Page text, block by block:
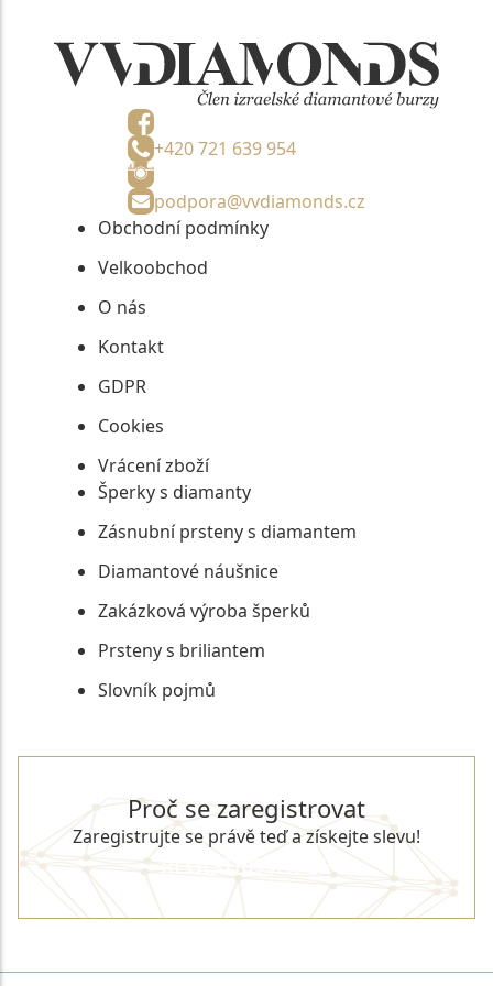
+420 721 639 954
podpora@vvdiamonds.cz
Obchodní podmínky
Velkoobchod
O nás
Kontakt
GDPR
Cookies
Vrácení zboží
Šperky s diamanty
Zásnubní prsteny s diamantem
Diamantové náušnice
Zakázková výroba šperků
Prsteny s briliantem
Slovník pojmů
Proč se zaregistrovat
Zaregistrujte se právě teď a získejte slevu!
REGISTROVAT SE